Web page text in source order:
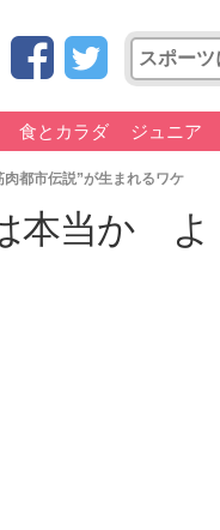
食とカラダ ジュニア
都市伝説”が生まれるワケ
本当か よ